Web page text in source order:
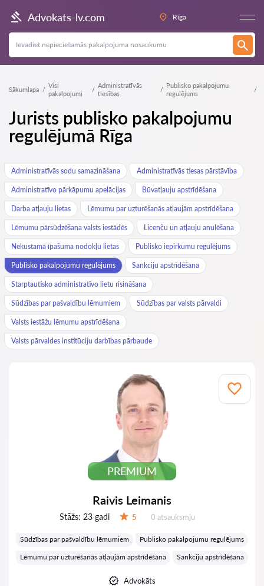
Advokats-lv.com Rīga
Sākumlapa
Visi
pakalpojumi
Administratīvās
tiesības
Publisko pakalpojumu
regulējums
Jurists publisko pakalpojumu
regulējumā Rīga
Administratīvās sodu samazināšana Administratīvās tiesas pārstāvība
Administratīvo pārkāpumu apelācijas Būvatļauju apstrīdēšana
Darba atļauju lietas Lēmumu par uzturēšanās atļaujām apstrīdēšana
Lēmumu pārsūdzēšana valsts iestādēs Licenču un atļauju anulēšana
Nekustamā īpašuma nodokļu lietas Publisko iepirkumu regulējums
Publisko pakalpojumu regulējums Sankciju apstrīdēšana
Starptautisko administratīvo lietu risināšana
Sūdzības par pašvaldību lēmumiem Sūdzības par valsts pārvaldi
Valsts iestāžu lēmumu apstrīdēšana
Valsts pārvaldes institūciju darbības pārbaude
PREMIUM
Raivis Leimanis
Stāžs: 23 gadi 5 Atsauksmes:
0 atsauksmju
Sūdzības par pašvaldību lēmumiem
Publisko pakalpojumu regulējums
Lēmumu par uzturēšanās atļaujām apstrīdēšana
Sankciju apstrīdēšana
Advokāts